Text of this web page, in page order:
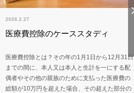
2026.2.27
医療費控除のケーススタディ
医療費控除とは？その年の1月1日から12月31日
までの間に、本人又は本人と生計を一にする配
偶者やその他の親族のために支払った医療費の
総額が10万円を超えた場合、その超えた部分の